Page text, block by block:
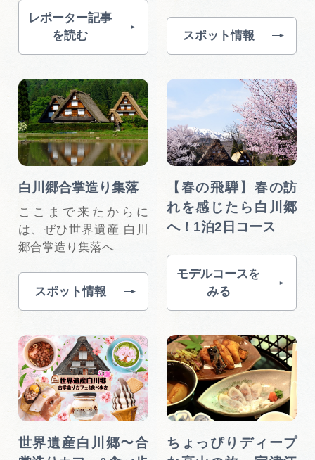
レポーター記事
を読む
スポット情報
白川郷合掌造り集落
ここまで来たからに
は、ぜひ世界遺産 白川
郷合掌造り集落へ
スポット情報
【春の飛騨】春の訪
れを感じたら白川郷
へ！1泊2日コース
モデルコースを
みる
世界遺産白川郷〜合
ちょっぴりディープ